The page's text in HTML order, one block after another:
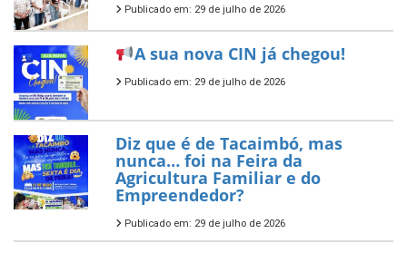
Publicado em: 29 de julho de 2026
A sua nova CIN já chegou!
Publicado em: 29 de julho de 2026
Diz que é de Tacaimbó, mas
nunca… foi na Feira da
Agricultura Familiar e do
Empreendedor?
Publicado em: 29 de julho de 2026